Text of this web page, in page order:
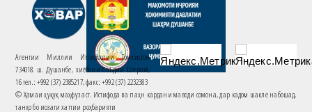
Агентии Миллии Иттилоотии Тоҷикистон
734018. ш. Душанбе, хиёбони Саъдии Шерозӣ,
16 тел.: +992 (37) 2385217, факс: +992 (37) 2232383
© Ҳамаи ҳуқуқ маҳфуз аст. Истифода ва паҳн кардани маводи сомона, дар кадом шакле набошад,
танҳо бо иҷозати хаттии роҳбарияти